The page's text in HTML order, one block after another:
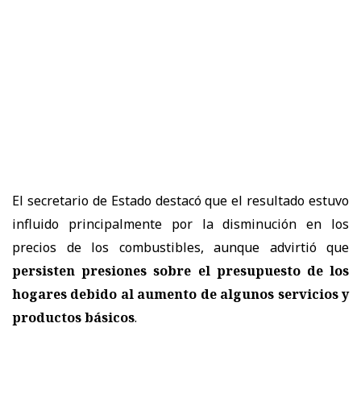
El secretario de Estado destacó que el resultado estuvo
influido principalmente por la disminución en los
precios de los combustibles, aunque advirtió que
persisten presiones sobre el presupuesto de los
hogares debido al aumento de algunos servicios y
productos básicos.